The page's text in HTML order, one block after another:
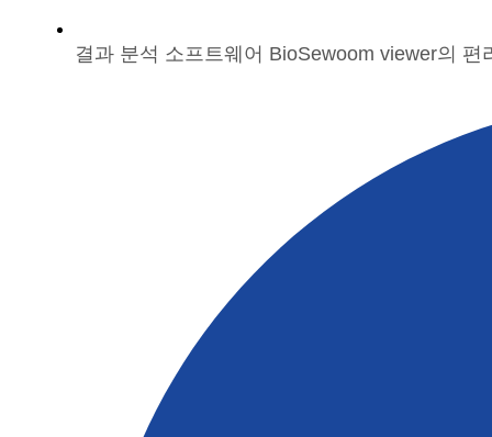
결과 분석 소프트웨어 BioSewoom viewer의 편